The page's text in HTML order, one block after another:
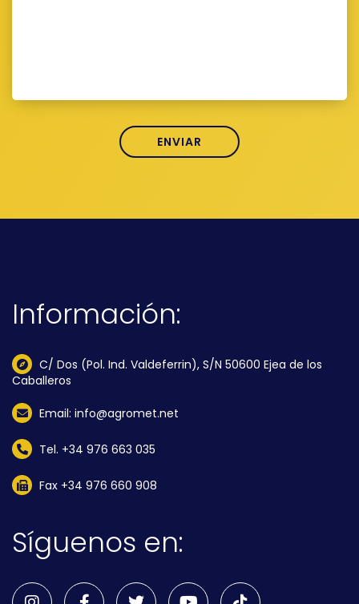
Información:
C/ Dos (Pol. Ind. Valdeferrin), S/N 50600 Ejea de los
Caballeros
Email: info@agromet.net
Tel. +34 976 663 035
Fax +34 976 660 908
Síguenos en: